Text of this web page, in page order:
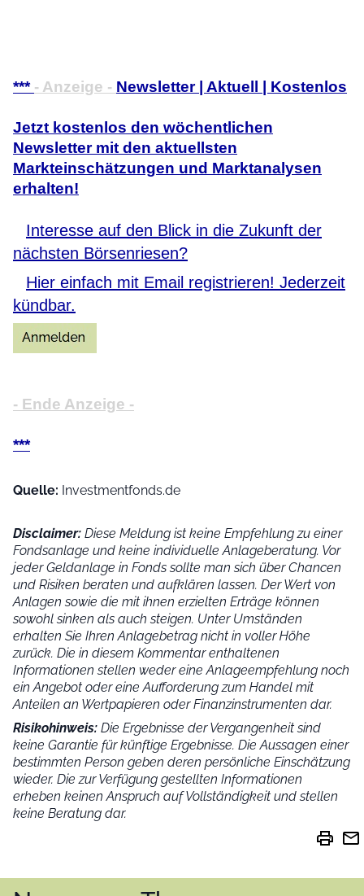
*** - Anzeige - Newsletter | Aktuell | Kostenlos
Jetzt kostenlos den wöchentlichen
Newsletter mit den aktuellsten
Markteinschätzungen und Marktanalysen
erhalten!
Interesse auf den Blick in die Zukunft der
nächsten Börsenriesen?
Hier einfach mit Email registrieren! Jederzeit
kündbar.
- Ende Anzeige -
***
Quelle: Investmentfonds.de
Disclaimer: Diese Meldung ist keine Empfehlung zu einer
Fondsanlage und keine individuelle Anlageberatung. Vor
jeder Geldanlage in Fonds sollte man sich über Chancen
und Risiken beraten und aufklären lassen. Der Wert von
Anlagen sowie die mit ihnen erzielten Erträge können
sowohl sinken als auch steigen. Unter Umständen
erhalten Sie Ihren Anlagebetrag nicht in voller Höhe
zurück. Die in diesem Kommentar enthaltenen
Informationen stellen weder eine Anlageempfehlung noch
ein Angebot oder eine Aufforderung zum Handel mit
Anteilen an Wertpapieren oder Finanzinstrumenten dar.
Risikohinweis: Die Ergebnisse der Vergangenheit sind
keine Garantie für künftige Ergebnisse. Die Aussagen einer
bestimmten Person geben deren persönliche Einschätzung
wieder. Die zur Verfügung gestellten Informationen
erheben keinen Anspruch auf Vollständigkeit und stellen
keine Beratung dar.
print mail